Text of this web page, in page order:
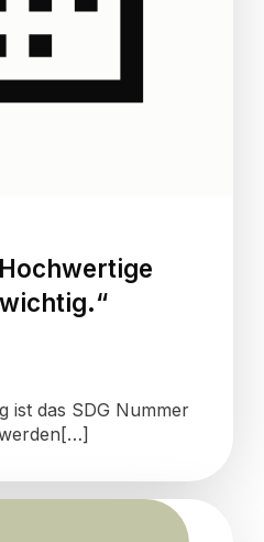
ist das SDG Nummer